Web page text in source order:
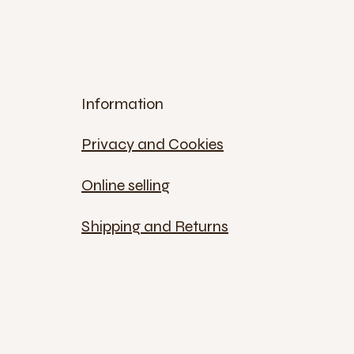
Information
Privacy and Cookies
Online selling
Shipping and Returns